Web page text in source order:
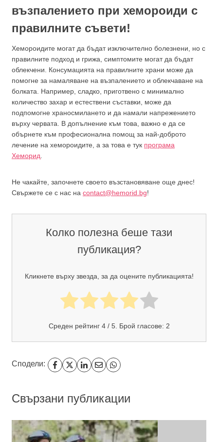
възпалението при хемороиди с
правилните съвети!
Хемороидите могат да бъдат изключително болезнени, но с
правилните подход и грижа, симптомите могат да бъдат
облекчени. Консумацията на правилните храни може да
помогне за намаляване на възпалението и облекчаване на
болката. Например, сладко, приготвено с минимално
количество захар и естествени съставки, може да
подпомогне храносмилането и да намали напрежението
върху червата. В допълнение към това, важно е да се
обърнете към професионална помощ за най-доброто
лечение на хемороидите, а за това е тук програма
Хеморид
Не чакайте, започнете своето възстановяване още днес!
Свържете се с нас на contact@hemorid.bg!
Колко полезна беше тази
публикация?
Кликнете върху звезда, за да оцените публикацията!
Среден рейтинг 4/ 5. Брой гласове: 2
Сподели:
Свързани публикации